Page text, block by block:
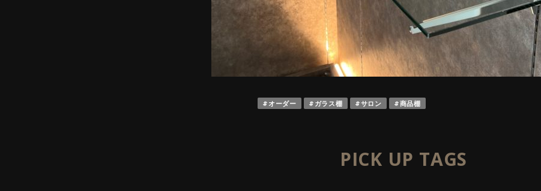
オーダー ガラス棚 サロン 商品棚
PICK UP TAGS